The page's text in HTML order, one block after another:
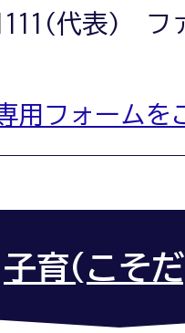
代表) フ
用フォームを
子育(こそ